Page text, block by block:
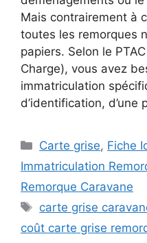
Mais contrairement à
toutes les remorques
papiers. Selon le
Charge), vous avez
immatriculation
d’identification, d’une
Catégories
Carte grise, Fiche
Immatriculation
Remorque Caravane
Étiquettes
carte grise
coût carte grise